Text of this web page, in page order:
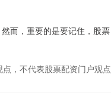
而，重要的是要记住，股票
，不代表股票配资门户观点